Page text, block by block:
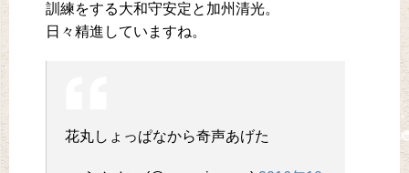
訓練をする大和守安定と加州清光。
日々精進していますね。
花丸しょっぱなから奇声あげた